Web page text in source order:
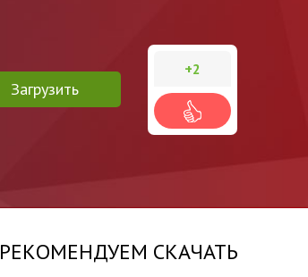
Загрузить
+2
РЕКОМЕНДУЕМ СКАЧАТЬ